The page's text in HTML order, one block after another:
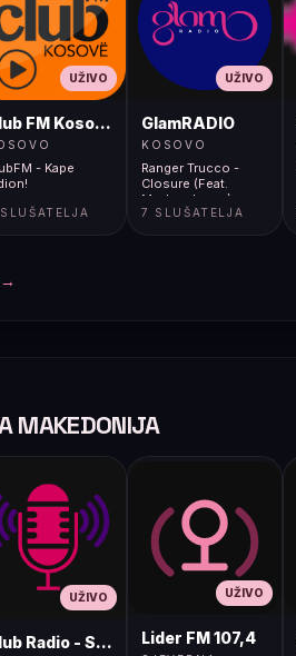
UŽIVO
FM Kosovë
- Kape
UŽIVO
GlamRADIO
KOSOVO
Ranger Trucco -
Closure (Feat.
Modern Lover)
7 SLUŠATELJA
→
MAKEDONIJA
UŽIVO
Radio - Skopje, Mcedonia
UŽIVO
Lider FM 107,4